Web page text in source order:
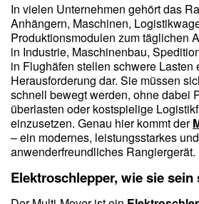
In vielen Unternehmen gehört das
Anhängern, Maschinen,
Produktionsmodulen zum täglichen
in Industrie, Maschinenbau,
in Flughäfen stellen schwere Lasten
Herausforderung dar. Sie müssen
schnell bewegt werden, ohne dabei
überlasten oder kostspielige
einzusetzen. Genau hier kommt der
– ein modernes, leistungsstarkes
anwenderfreundliches Rangiergerät.
Elektroschlepper, wie sie sein